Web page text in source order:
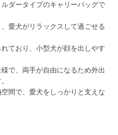
ダータイプのキャリーバッグで
愛犬がリラックスして過ごせる
ており、小型犬が顔を出しやす
で、両手が自由になるため外出
間で、愛犬をしっかりと支えな